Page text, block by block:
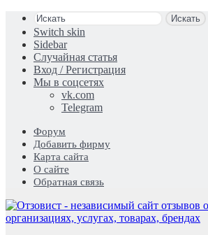
Искать
Switch skin
Sidebar
Случайная статья
Вход / Регистрация
Мы в соцсетях
vk.com
Telegram
Форум
Добавить фирму
Карта сайта
О сайте
Обратная связь